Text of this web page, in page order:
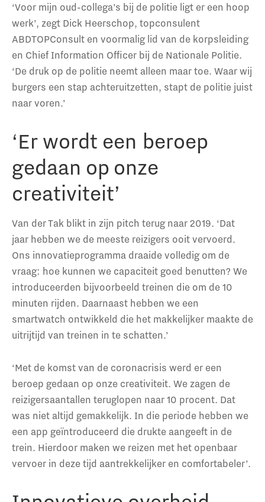
‘Voor mijn oud-collega’s bij de politie ligt er een hoop
werk’, zegt Dick Heerschop, topconsulent
ABDTOPConsult en voormalig lid van de korpsleiding
en Chief Information Officer bij de Nationale Politie.
‘De druk op de politie neemt alleen maar toe. Waar wij
burgers een stap achteruitzetten, stapt de politie juist
naar voren.’
‘Er wordt een beroep
gedaan op onze
creativiteit’
Van der Tak blikt in zijn pitch terug naar 2019. ‘Dat
jaar hebben we de meeste reizigers ooit vervoerd.
Ons innovatieprogramma draaide volledig om de
vraag: hoe kunnen we capaciteit goed benutten? We
introduceerden bijvoorbeeld treinen die om de 10
minuten rijden. Daarnaast hebben we een
smartwatch ontwikkeld die het makkelijker maakte de
uitrijtijd van treinen in te schatten.’
‘Met de komst van de coronacrisis werd er een
beroep gedaan op onze creativiteit. We zagen de
reizigersaantallen teruglopen naar 10 procent. Dat
was niet altijd gemakkelijk. In die periode hebben we
een app geïntroduceerd die drukte aangeeft in de
trein. Hierdoor maken we reizen met het openbaar
vervoer in deze tijd aantrekkelijker en comfortabeler’.